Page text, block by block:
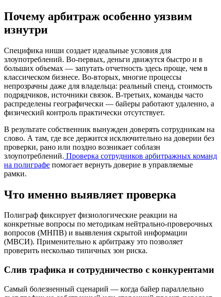
Почему арбитраж особенно уязвим
изнутри
Специфика ниши создает идеальные условия для
злоупотреблений. Во-первых, деньги движутся быстро и в
больших объемах — запутать отчетность здесь проще, чем в
классическом бизнесе. Во-вторых, многие процессы
непрозрачны даже для владельца: реальный спенд, стоимость
подрядчиков, источники связок. В-третьих, команды часто
распределены географически — байеры работают удаленно, а
физический контроль практически отсутствует.
В результате собственник вынужден доверять сотрудникам на
слово. А там, где все держится исключительно на доверии без
проверки, рано или поздно возникает соблазн
злоупотреблений. Проверка сотрудников арбитражных команд
на полиграфе помогает вернуть доверие в управляемые
рамки.
Что именно выявляет проверка
Полиграф фиксирует физиологические реакции на
конкретные вопросы по методикам нейтрально-проверочных
вопросов (МНПВ) и выявления скрытой информации
(МВСИ). Применительно к арбитражу это позволяет
проверить несколько типичных зон риска.
Слив трафика и сотрудничество с конкурентами
Самый болезненный сценарий — когда байер параллельно